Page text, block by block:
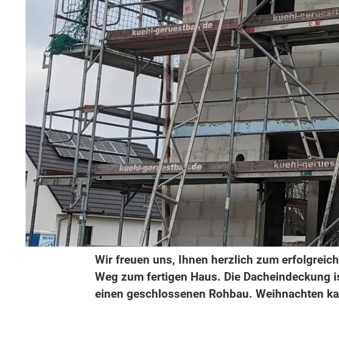
Wir freuen uns, Ihnen herzlich zum
Weg zum fertigen Haus. Die
einen geschlossenen Rohbau. Weihnachten
Wonach möchten Sie